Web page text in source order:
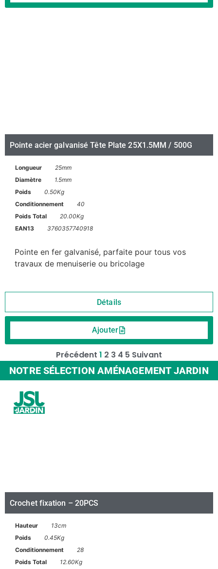
Pointe acier galvanisé Tête Plate 25X1.5MM / 500G
Longueur
25mm
Diamètre
1.5mm
Poids
0.50Kg
Conditionnement
40
Poids Total
20.00Kg
EAN13
3760357740918
Pointe en fer galvanisé, parfaite pour tous vos
travaux de menuiserie ou bricolage
Détails
Ajouter
Précédent 1 2 3 4 5 Suivant
NOTRE SÉLECTION AMÉNAGEMENT JARDIN
Crochet fixation – 20PCS
Hauteur
13cm
Poids
0.45Kg
Conditionnement
28
Poids Total
12.60Kg